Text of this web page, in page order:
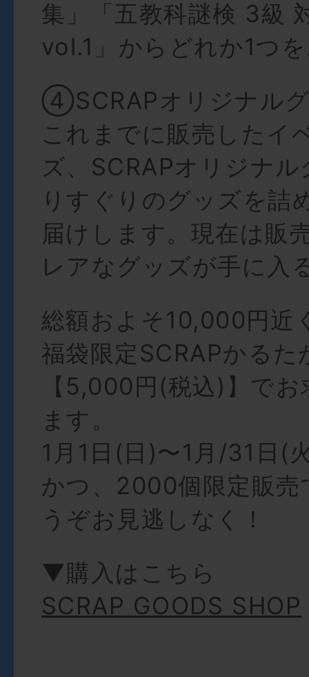
集」「五教科謎検 3級
vol.1」からどれか1つ
④SCRAPオリジナル
これまでに販売したイ
ズ、SCRAPオリジナ
りすぐりのグッズを詰
届けします。現在は販
レアなグッズが手に入
総額およそ10,000円近
福袋限定SCRAPかるた
【5,000円(税込)】で
ます。
1月1日(日)〜1月/31日(
かつ、2000個限定販売
うぞお見逃しなく！
▼購入はこちら
SCRAP GOODS SHOP